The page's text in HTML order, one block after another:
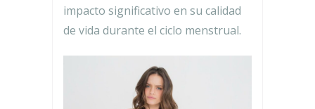
impacto significativo en su calidad
de vida durante el ciclo menstrual.